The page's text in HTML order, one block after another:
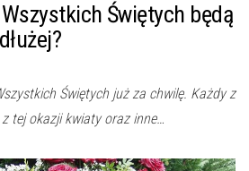
Świętych będą
Świętych już za chwilę. Każdy z
tej okazji kwiaty oraz inne…